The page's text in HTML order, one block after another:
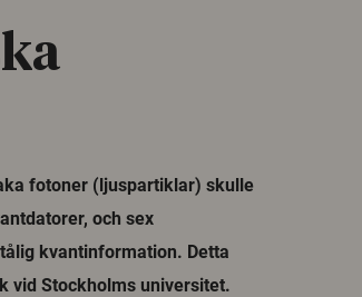
fotoner (ljuspartiklar) skulle
och sex
kvantinformation. Detta
vid Stockholms universitet.